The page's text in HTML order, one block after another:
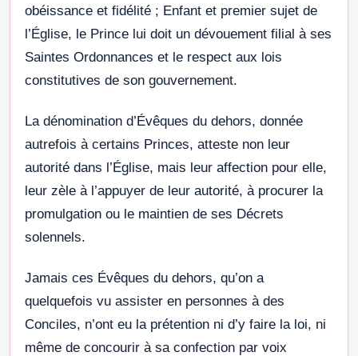
obéissance et fidélité ; Enfant et premier sujet de
l’Église, le Prince lui doit un dévouement filial à ses
Saintes Ordonnances et le respect aux lois
constitutives de son gouvernement.
La dénomination d’Évêques du dehors, donnée
autrefois à certains Princes, atteste non leur
autorité dans l’Église, mais leur affection pour elle,
leur zèle à l’appuyer de leur autorité, à procurer la
promulgation ou le maintien de ses Décrets
solennels.
Jamais ces Évêques du dehors, qu’on a
quelquefois vu assister en personnes à des
Conciles, n’ont eu la prétention ni d’y faire la loi, ni
même de concourir à sa confection par voix